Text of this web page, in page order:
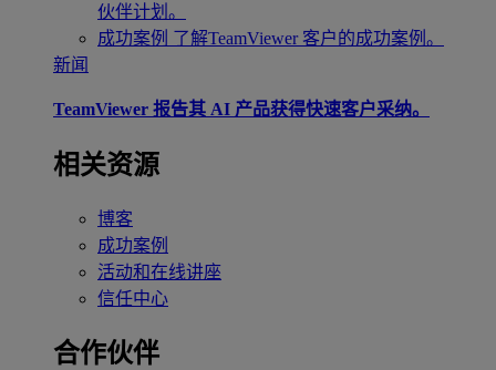
伙伴计划。
成功案例 了解TeamViewer 客户的成功案例。
新闻
TeamViewer 报告其 AI 产品获得快速客户采纳。
相关资源
博客
成功案例
活动和在线讲座
信任中心
合作伙伴